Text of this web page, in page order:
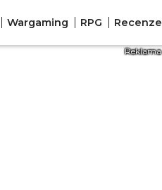
Wargaming RPG Recenze